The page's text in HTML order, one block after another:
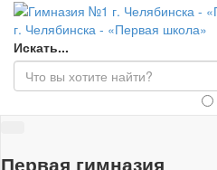
г. Челябинска - «Первая школа»
Искать...
Первая гимназия